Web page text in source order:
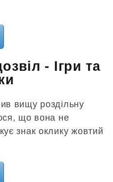
- Ігри та
вищу роздільну
що вона не
знак оклику жовтий